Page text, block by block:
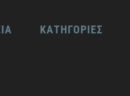
ΚΑΤΗΓΟΡΙΕΣ